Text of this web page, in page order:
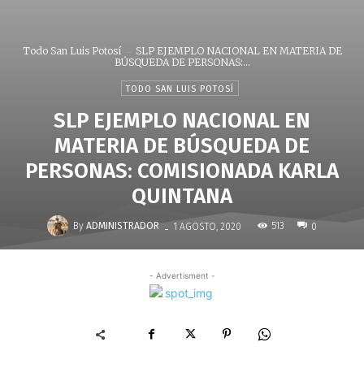
Todo San Luis Potosí
SLP EJEMPLO NACIONAL EN MATERIA DE
BÚSQUEDA DE PERSONAS:...
TODO SAN LUIS POTOSÍ
SLP EJEMPLO NACIONAL EN
MATERIA DE BÚSQUEDA DE
PERSONAS: COMISIONADA KARLA
QUINTANA
By ADMINISTRADOR - 1 AGOSTO, 2020 513 0
- Advertisment -